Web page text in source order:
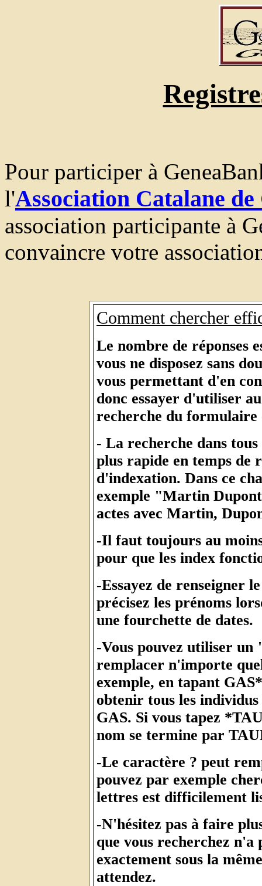
Pour participer à
l'Association Catalane de
association participante à
convaincre votre
Comment chercher
Le nombre de réponses
vous ne disposez sans
vous permettant d'en
donc essayer d'utiliser
recherche du formulaire
- La recherche dans
plus rapide en temps de
d'indexation. Dans ce
exemple "Martin
actes avec Martin,
-Il faut toujours au
pour que les index
-Essayez de renseigner
précisez les prénoms
une fourchette de dates.
-Vous pouvez utiliser
remplacer n'importe
exemple, en tapant
obtenir tous les
GAS. Si vous tapez
nom se termine par
-Le caractère ? peut
pouvez par exemple
lettres est difficilement
-N'hésitez pas à faire
que vous recherchez n'a
exactement sous la
attendez.